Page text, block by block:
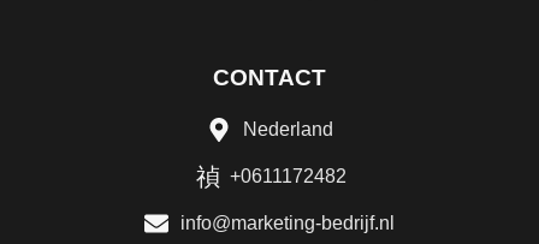
CONTACT
Nederland
+0611172482
info@marketing-bedrijf.nl